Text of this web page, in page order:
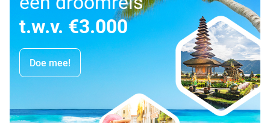
t.w.v. €3.000
Doe mee!